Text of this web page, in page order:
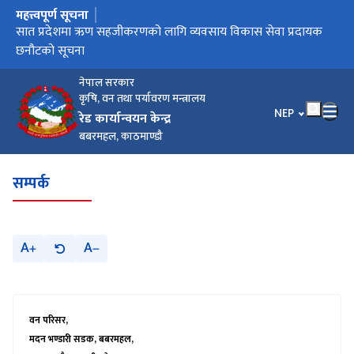
नेपाल सरकार
कृषि, वन तथा पर्यावरण मन्त्रालय
रेड कार्यान्वयन केन्द्र
बबरमहल, काठमाण्डौ
भाषा चयन गर्नुहोस्
NEP
मुख्य नेभिगेसनमा जानुहोस्
महत्त्वपूर्ण सूचना
सात प्रदेशमा ऋण सहजीकरणको लागि व्यवसाय विकास सेवा प्रदायक
छनौटको सूचना
सम्पर्क
A A
वन परिसर,
मदन भण्डारी सडक, बबरमहल,